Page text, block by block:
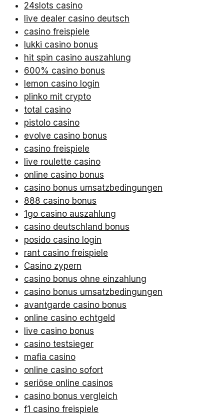
24slots casino
live dealer casino deutsch
casino freispiele
lukki casino bonus
hit spin casino auszahlung
600% casino bonus
lemon casino login
plinko mit crypto
total casino
pistolo casino
evolve casino bonus
casino freispiele
live roulette casino
online casino bonus
casino bonus umsatzbedingungen
888 casino bonus
1go casino auszahlung
casino deutschland bonus
posido casino login
rant casino freispiele
Casino zypern
casino bonus ohne einzahlung
casino bonus umsatzbedingungen
avantgarde casino bonus
online casino echtgeld
live casino bonus
casino testsieger
mafia casino
online casino sofort
seriöse online casinos
casino bonus vergleich
f1 casino freispiele